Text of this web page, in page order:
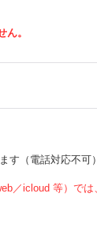
。
す（電話対応不可
／icloud 等）では